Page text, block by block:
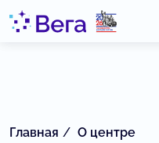
Главная
О центре